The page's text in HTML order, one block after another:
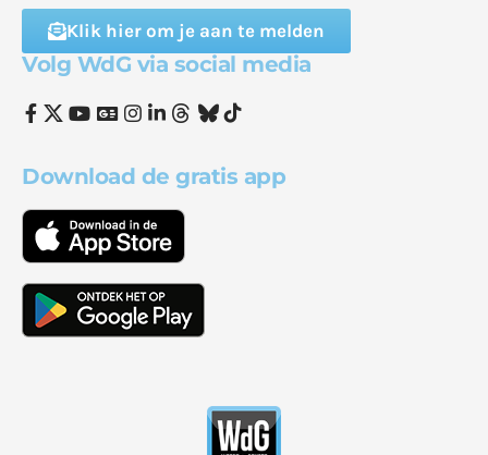
Klik hier om je aan te melden
Volg WdG via social media
Download de gratis app